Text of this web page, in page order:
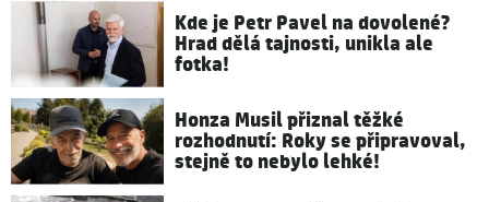
Kde je Petr Pavel na dovolené?
Hrad dělá tajnosti, unikla ale
fotka!
Honza Musil přiznal těžké
rozhodnutí: Roky se připravoval,
stejně to nebylo lehké!